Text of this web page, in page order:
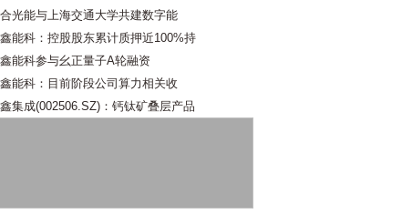
光能与上海交通大学共建数字能
能科：控股股东累计质押近100%持
能科参与幺正量子A轮融资
能科：目前阶段公司算力相关收
集成(002506.SZ)：钙钛矿叠层产品